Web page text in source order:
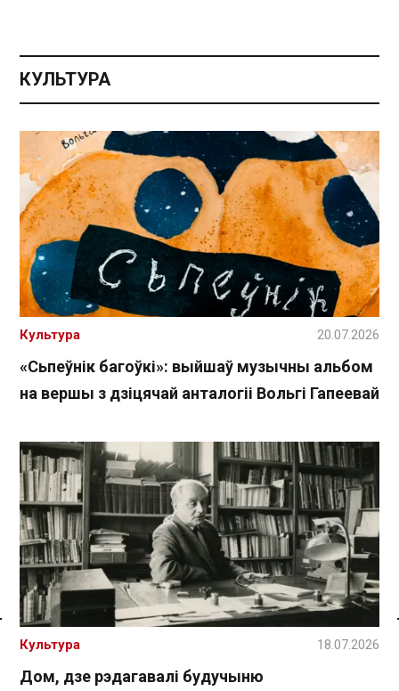
Спасылка без VPN
КУЛЬТУРА
«Сьпеўнік багоўкі»: выйшаў музычны альбом
на вершы з дзіцячай анталогіі Вольгі Гапеевай
Культура 20.07.2026
Дом, дзе рэдагавалі будучыню
Культура 18.07.2026